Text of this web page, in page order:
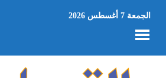
الجمعة 7 أغسطس 2026